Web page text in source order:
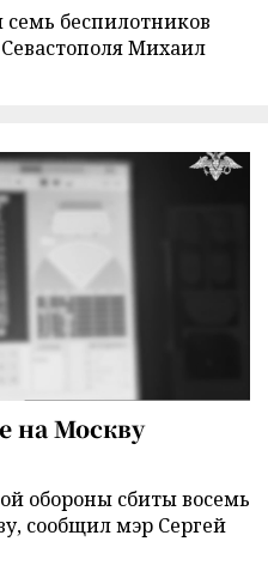
беспилотников
Михаил
на Москву
обороны сбиты восемь
сообщил мэр Сергей